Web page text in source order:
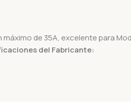
máximo de 35A, excelente para
del Fabricante: